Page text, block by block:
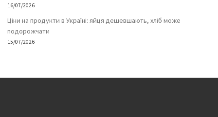
16/07/2026
Ціни на продукти в Україні: яйця дешевшають, хліб може
подорожчати
15/07/2026